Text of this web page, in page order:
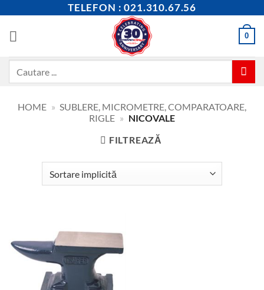
content
TELEFON : 021.310.67.56
0
HOME » SUBLERE, MICROMETRE, COMPARATOARE,
RIGLE » NICOVALE
FILTREAZĂ